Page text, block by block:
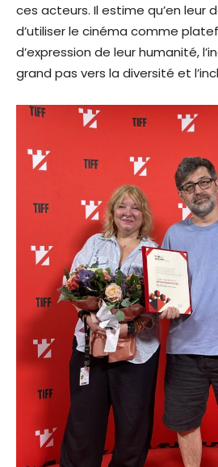
ces acteurs. Il estime qu’en leur
d’utiliser le cinéma comme
d’expression de leur humanité,
grand pas vers la diversité et